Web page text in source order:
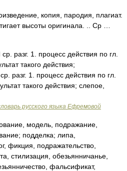
копия, пародия, плагиат.
высоты оригинала. .. Ср …
разг. 1. процесс действия по гл.
такого действия;
разг. 1. процесс действия по гл.
такого действия; слепое,
русского языка Ефремовой
модель, подражание,
подделка; липа,
фикция, подражательство,
стилизация, обезьянничанье,
фальсификат,